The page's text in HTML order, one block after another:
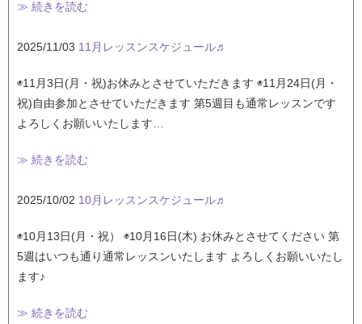
≫ 続きを読む
2025/11/03 11月レッスンスケジュール♬
◉11月3日(月・祝)お休みとさせていただきます ◉11月24日(月・
祝)自由参加とさせていただきます 第5週目も通常レッスンです
よろしくお願いいたします…
≫ 続きを読む
2025/10/02 10月レッスンスケジュール♬
◉10月13日(月・祝） ◉10月16日(木) お休みとさせてください 第
5週はいつも通り通常レッスンいたします よろしくお願いいたし
ます♪
≫ 続きを読む